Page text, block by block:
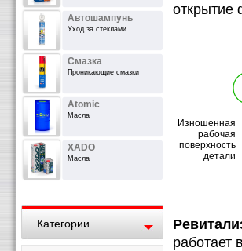
Автошампунь
Уход за стеклами
Смазка
Проникающие смазки
Atomic
Масла
XADO
Масла
Категории
открытие
Изношенная
рабочая
поверхность
детали
работает